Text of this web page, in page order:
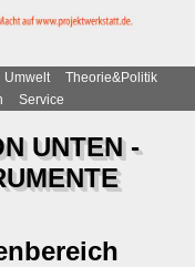
Umwelt
Theorie&Politik
Service
UNTEN -